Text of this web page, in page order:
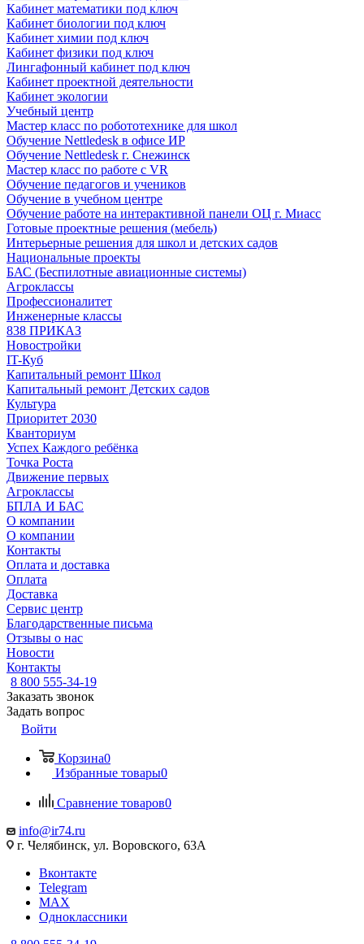
Кабинет математики под ключ
Кабинет биологии под ключ
Кабинет химии под ключ
Кабинет физики под ключ
Лингафонный кабинет под ключ
Кабинет проектной деятельности
Кабинет экологии
Учебный центр
Мастер класс по робототехнике для школ
Обучение Nettledesk в офисе ИР
Обучение Nettledesk г. Снежинск
Мастер класс по работе с VR
Обучение педагогов и учеников
Обучение в учебном центре
Обучение работе на интерактивной панели ОЦ г. Миасс
Готовые проектные решения (мебель)
Интерьерные решения для школ и детских садов
Национальные проекты
БАС (Беспилотные авиационные системы)
Агроклассы
Профессионалитет
Инженерные классы
838 ПРИКАЗ
Новостройки
IT-Куб
Капитальный ремонт Школ
Капитальный ремонт Детских садов
Культура
Приоритет 2030
Кванториум
Успех Каждого ребёнка
Точка Роста
Движение первых
Агроклассы
БПЛА И БАС
О компании
О компании
Контакты
Оплата и доставка
Оплата
Доставка
Сервис центр
Благодарственные письма
Отзывы о нас
Новости
Контакты
8 800 555-34-19
Заказать звонок
Задать вопрос
Войти
Корзина0
Избранные товары0
Сравнение товаров0
info@ir74.ru
г. Челябинск, ул. Воровского, 63А
Вконтакте
Telegram
MAX
Одноклассники